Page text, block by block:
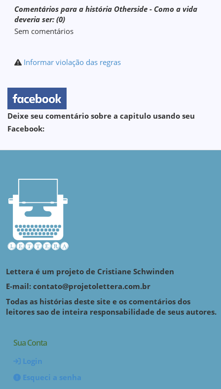
Comentários para a história Otherside - Como a vida
deveria ser: (0)
Sem comentários
Informar violação das regras
Deixe seu comentário sobre a capitulo usando seu
Facebook:
Lettera é um projeto de Cristiane Schwinden
E-mail: contato@projetolettera.com.br
Todas as histórias deste site e os comentários dos
leitores sao de inteira responsabilidade de seus autores.
Sua Conta
Login
Esqueci a senha